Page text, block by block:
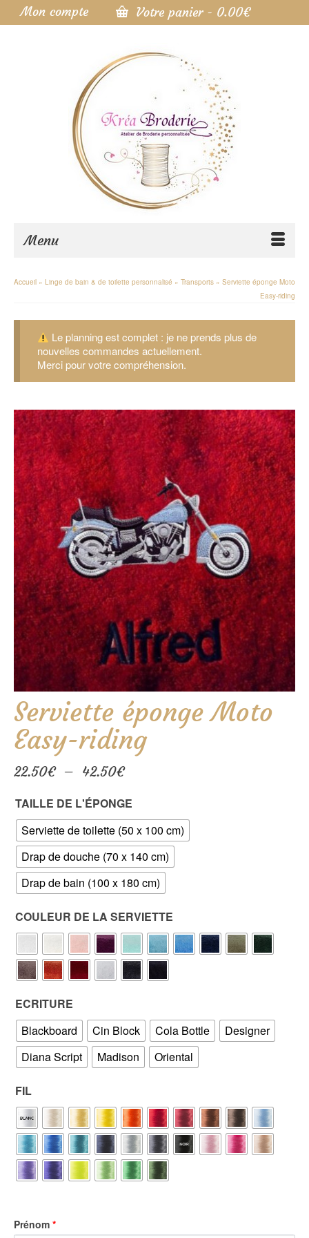
Mon compte Votre panier - 0.00€
Menu
Accueil » Linge de bain & de toilette personnalisé » Transports » Serviette éponge Moto
Easy-riding
Le planning est complet : je ne prends plus de
nouvelles commandes actuellement.
Merci pour votre compréhension.
Serviette éponge Moto
Easy-riding
22.50€ – 42.50€Plage
prix :
22.50€
à
42.50€
TAILLE DE L'ÉPONGE
Serviette de toilette (50 x 100 cm)
Drap de douche (70 x 140 cm)
Drap de bain (100 x 180 cm)
COULEUR DE LA SERVIETTE
ECRITURE
Blackboard
Cin Block Cola Bottle
Designer
Diana Script
Madison Oriental
FIL
Prénom *